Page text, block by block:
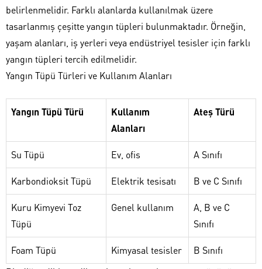
belirlenmelidir. Farklı alanlarda kullanılmak üzere
tasarlanmış çeşitte yangın tüpleri bulunmaktadır. Örneğin,
yaşam alanları, iş yerleri veya endüstriyel tesisler için farklı
yangın tüpleri tercih edilmelidir.
Yangın Tüpü Türleri ve Kullanım Alanları
Yangın Tüpü Türü
Kullanım
Alanları
Ateş Türü
Su Tüpü Ev, ofis A Sınıfı
Karbondioksit Tüpü Elektrik tesisatı B ve C Sınıfı
Kuru Kimyevi Toz
Tüpü
Genel kullanım
A, B ve C
Sınıfı
Foam Tüpü Kimyasal tesisler
B Sınıfı